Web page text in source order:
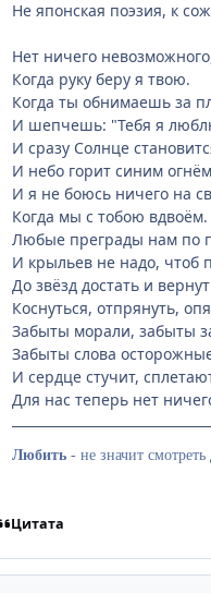
Не японская поэзия, к
Нет ничего
Когда руку беру я твою.
Когда ты обнимаешь за
И шепчешь: "Тебя я
И сразу Солнце
И небо горит синим
И я не боюсь ничего на
Когда мы с тобою вдвоём.
Любые преграды нам по
И крыльев не надо, чтоб
До звёзд достать и
Коснуться, отпрянуть,
Забыты морали, забыты
Забыты слова
И сердце стучит,
Для нас теперь нет
Любить - не значит
Цитата